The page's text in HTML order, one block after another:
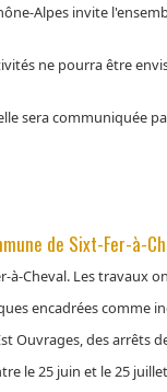
Alpes invite
ne pourra être
sera communiquée
de Sixt-Fer-à-
Cheval. Les travaux
encadrées comme
Ouvrages, des
le 25 juin et le 25